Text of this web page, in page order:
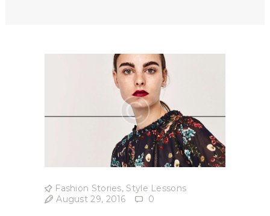
Fashion Stories, Style Lessons
August 29, 2016
0